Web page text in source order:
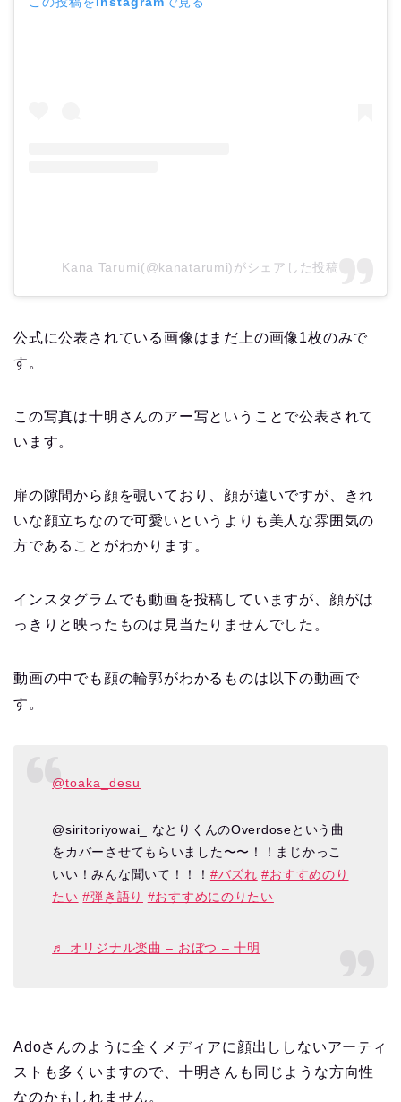
Kana Tarumi(@kanatarumi)がシェアした投稿
公式に公表されている画像はまだ上の画像1枚のみで
す。
この写真は十明さんのアー写ということで公表されて
います。
扉の隙間から顔を覗いており、顔が遠いですが、きれ
いな顔立ちなので可愛いというよりも美人な雰囲気の
方であることがわかります。
インスタグラムでも動画を投稿していますが、顔がは
っきりと映ったものは見当たりませんでした。
動画の中でも顔の輪郭がわかるものは以下の動画で
す。
@toaka_desu
@siritoriyowai_ なとりくんのOverdoseという曲
をカバーさせてもらいました〜〜！！まじかっこ
いい！みんな聞いて！！！ #バズれ #おすすめのり
たい #弾き語り #おすすめにのりたい
♬ オリジナル楽曲 – おぼつ – 十明
Adoさんのように全くメディアに顔出ししないアーティ
ストも多くいますので、十明さんも同じような方向性
なのかもしれません。